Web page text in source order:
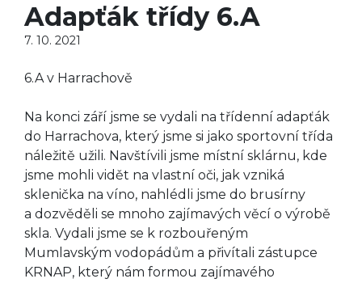
Adapťák třídy 6.A
7. 10. 2021
6.A v Harrachově
Na konci září jsme se vydali na třídenní adapťák
do Harrachova, který jsme si jako sportovní třída
náležitě užili. Navštívili jsme místní sklárnu, kde
jsme mohli vidět na vlastní oči, jak vzniká
sklenička na víno, nahlédli jsme do brusírny
a dozvěděli se mnoho zajímavých věcí o výrobě
skla. Vydali jsme se k rozbouřeným
Mumlavským vodopádům a přivítali zástupce
KRNAP, který nám formou zajímavého